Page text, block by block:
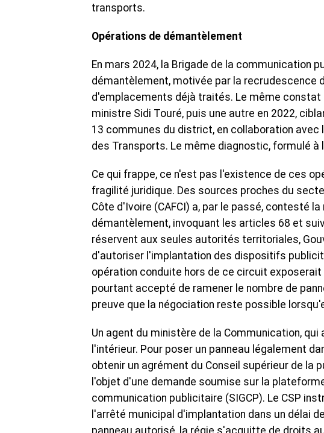
transports.
Opérations de démantèlement
En mars 2024, la Brigade de la communication
démantèlement, motivée par la recrudescence
d'emplacements déjà traités. Le même constat
ministre Sidi Touré, puis une autre en 2022,
13 communes du district, en collaboration
des Transports. Le même diagnostic, formulé
Ce qui frappe, ce n'est pas l'existence de ces
fragilité juridique. Des sources proches du
Côte d'Ivoire (CAFCI) a, par le passé, contesté
démantèlement, invoquant les articles 68 et
réservent aux seules autorités territoriales,
d'autoriser l'implantation des dispositifs
opération conduite hors de ce circuit
pourtant accepté de ramener le nombre de
preuve que la négociation reste possible
Un agent du ministère de la Communication,
l'intérieur. Pour poser un panneau légalement
obtenir un agrément du Conseil supérieur de la
l'objet d'une demande soumise sur la
communication publicitaire (SIGCP). Le CSP
l'arrêté municipal d'implantation dans un délai